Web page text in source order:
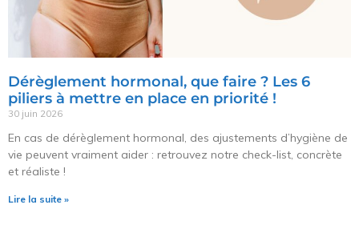
Dérèglement hormonal, que faire ? Les 6
piliers à mettre en place en priorité !
30 juin 2026
En cas de dérèglement hormonal, des ajustements d’hygiène de
vie peuvent vraiment aider : retrouvez notre check-list, concrète
et réaliste !
Lire la suite »